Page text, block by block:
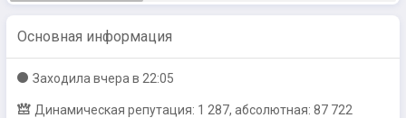
Основная информация
Заходилa вчера в 22:05
Динамическая репутация: 1 287, абсолютная: 87 722